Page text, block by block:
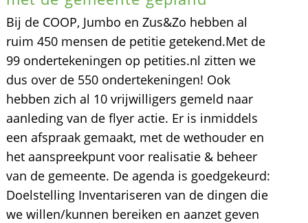
Bij de COOP, Jumbo en Zus&Zo hebben al
ruim 450 mensen de petitie getekend.Met de
99 ondertekeningen op petities.nl zitten we
dus over de 550 ondertekeningen! Ook
hebben zich al 10 vrijwilligers gemeld naar
aanleding van de flyer actie. Er is inmiddels
een afspraak gemaakt, met de wethouder en
het aanspreekpunt voor realisatie & beheer
van de gemeente. De agenda is goedgekeurd:
Doelstelling Inventariseren van de dingen die
we willen/kunnen bereiken en aanzet geven